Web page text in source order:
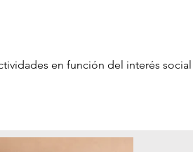
en función del interés
que haya un acceso a los